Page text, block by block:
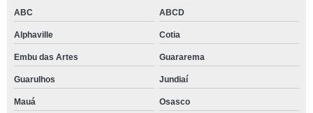
ABC ABCD
Alphaville Cotia
Embu das Artes Guararema
Guarulhos Jundiaí
Mauá Osasco